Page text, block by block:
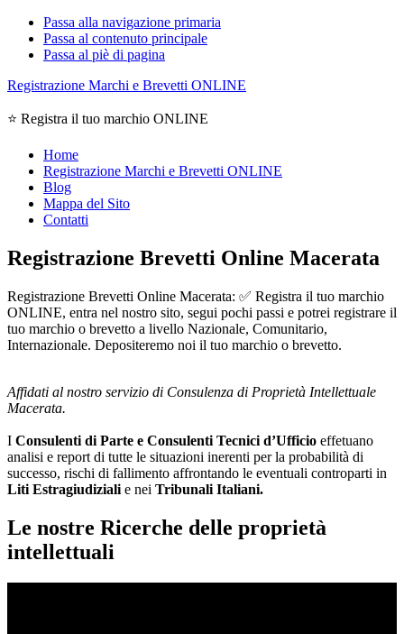
Passa alla navigazione primaria
Passa al contenuto principale
Passa al piè di pagina
Registrazione Marchi e Brevetti ONLINE
⭐ Registra il tuo marchio ONLINE
Home
Registrazione Marchi e Brevetti ONLINE
Blog
Mappa del Sito
Contatti
Registrazione Brevetti Online Macerata
Registrazione Brevetti Online Macerata: ✅ Registra il tuo marchio
ONLINE, entra nel nostro sito, segui pochi passi e potrei registrare il
tuo marchio o brevetto a livello Nazionale, Comunitario,
Internazionale. Depositeremo noi il tuo marchio o brevetto.
Affidati al nostro servizio di Consulenza di Proprietà Intellettuale
Macerata.
I Consulenti di Parte e Consulenti Tecnici d’Ufficio effetuano
analisi e report di tutte le situazioni inerenti per la probabilità di
successo, rischi di fallimento affrontando le eventuali controparti in
Liti Estragiudiziali e nei Tribunali Italiani.
Le nostre Ricerche delle proprietà
intellettuali